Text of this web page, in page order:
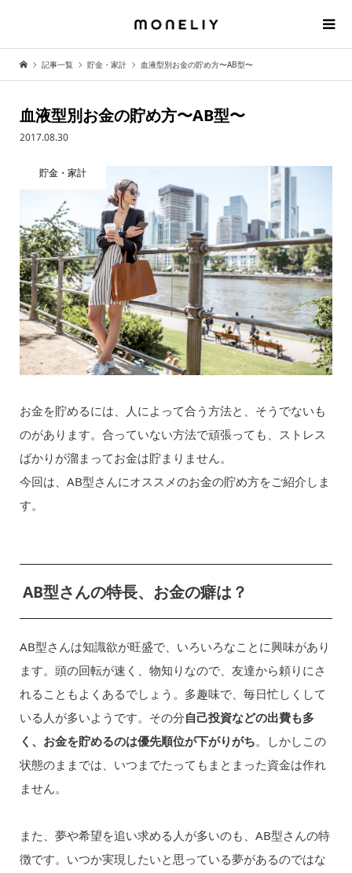
記事一覧 貯金・家計 血液型別お金の貯め方〜AB型〜
血液型別お金の貯め方〜AB型〜
2017.08.30
貯金・家計
お金を貯めるには、人によって合う方法と、そうでないも
のがあります。合っていない方法で頑張っても、ストレス
ばかりが溜まってお金は貯まりません。
今回は、AB型さんにオススメのお金の貯め方をご紹介しま
す。
AB型さんの特長、お金の癖は？
AB型さんは知識欲が旺盛で、いろいろなことに興味があり
ます。頭の回転が速く、物知りなので、友達から頼りにさ
れることもよくあるでしょう。多趣味で、毎日忙しくして
いる人が多いようです。その分自己投資などの出費も多
く、お金を貯めるのは優先順位が下がりがち。しかしこの
状態のままでは、いつまでたってもまとまった資金は作れ
ません。
また、夢や希望を追い求める人が多いのも、AB型さんの特
徴です。いつか実現したいと思っている夢があるのではな